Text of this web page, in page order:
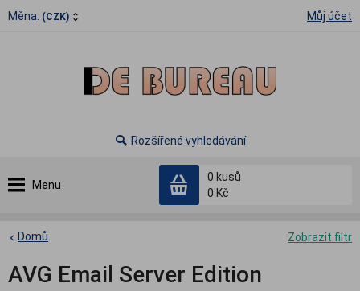
Měna: (CZK) Můj účet
Menu
0 kusů
0 Kč
Rozšířené vyhledávání
Zobrazit filtr
Domů
AVG Email Server Edition